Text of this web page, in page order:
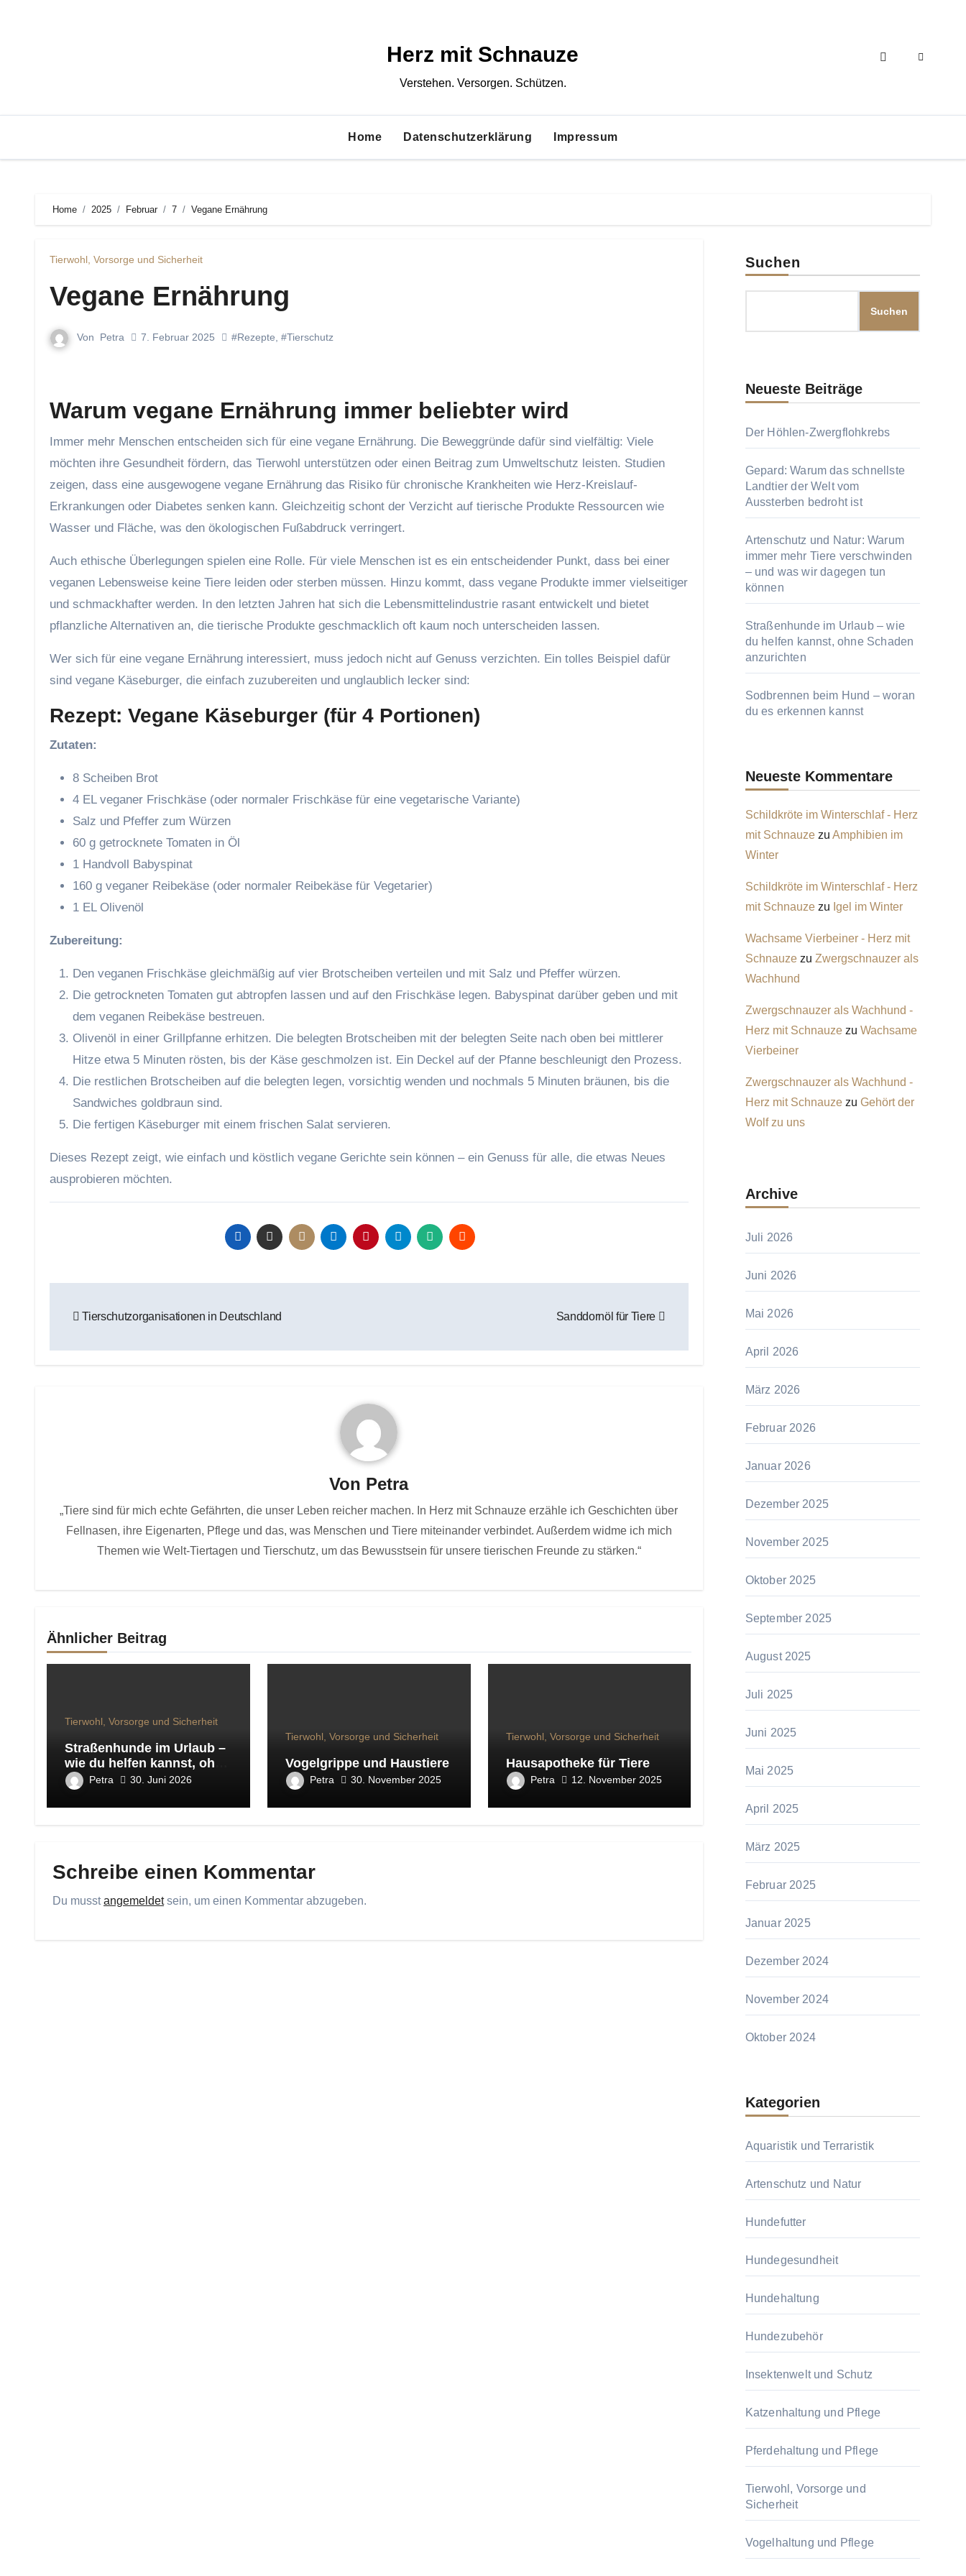
Herz mit Schnauze
Verstehen. Versorgen. Schützen.
Home Datenschutzerklärung Impressum
Home 2025 Februar 7 Vegane Ernährung
Tierwohl, Vorsorge und Sicherheit
Vegane Ernährung
Von Petra 7. Februar 2025 #Rezepte, #Tierschutz
Warum vegane Ernährung immer beliebter wird
Immer mehr Menschen entscheiden sich für eine vegane Ernährung. Die Beweggründe dafür sind vielfältig: Viele
möchten ihre Gesundheit fördern, das Tierwohl unterstützen oder einen Beitrag zum Umweltschutz leisten. Studien
zeigen, dass eine ausgewogene vegane Ernährung das Risiko für chronische Krankheiten wie Herz-Kreislauf-
Erkrankungen oder Diabetes senken kann. Gleichzeitig schont der Verzicht auf tierische Produkte Ressourcen wie
Wasser und Fläche, was den ökologischen Fußabdruck verringert.
Auch ethische Überlegungen spielen eine Rolle. Für viele Menschen ist es ein entscheidender Punkt, dass bei einer
veganen Lebensweise keine Tiere leiden oder sterben müssen. Hinzu kommt, dass vegane Produkte immer vielseitiger
und schmackhafter werden. In den letzten Jahren hat sich die Lebensmittelindustrie rasant entwickelt und bietet
pflanzliche Alternativen an, die tierische Produkte geschmacklich oft kaum noch unterscheiden lassen.
Wer sich für eine vegane Ernährung interessiert, muss jedoch nicht auf Genuss verzichten. Ein tolles Beispiel dafür
sind vegane Käseburger, die einfach zuzubereiten und unglaublich lecker sind:
Rezept: Vegane Käseburger (für 4 Portionen)
Zutaten:
8 Scheiben Brot
4 EL veganer Frischkäse (oder normaler Frischkäse für eine vegetarische Variante)
Salz und Pfeffer zum Würzen
60 g getrocknete Tomaten in Öl
1 Handvoll Babyspinat
160 g veganer Reibekäse (oder normaler Reibekäse für Vegetarier)
1 EL Olivenöl
Zubereitung:
Den veganen Frischkäse gleichmäßig auf vier Brotscheiben verteilen und mit Salz und Pfeffer würzen.
Die getrockneten Tomaten gut abtropfen lassen und auf den Frischkäse legen. Babyspinat darüber geben und mit
dem veganen Reibekäse bestreuen.
Olivenöl in einer Grillpfanne erhitzen. Die belegten Brotscheiben mit der belegten Seite nach oben bei mittlerer
Hitze etwa 5 Minuten rösten, bis der Käse geschmolzen ist. Ein Deckel auf der Pfanne beschleunigt den Prozess.
Die restlichen Brotscheiben auf die belegten legen, vorsichtig wenden und nochmals 5 Minuten bräunen, bis die
Sandwiches goldbraun sind.
Die fertigen Käseburger mit einem frischen Salat servieren.
Dieses Rezept zeigt, wie einfach und köstlich vegane Gerichte sein können – ein Genuss für alle, die etwas Neues
ausprobieren möchten.
Tierschutzorganisationen in Deutschland Sanddornöl für Tiere
Von Petra
„Tiere sind für mich echte Gefährten, die unser Leben reicher machen. In Herz mit Schnauze erzähle ich Geschichten über
Fellnasen, ihre Eigenarten, Pflege und das, was Menschen und Tiere miteinander verbindet. Außerdem widme ich mich
Themen wie Welt-Tiertagen und Tierschutz, um das Bewusstsein für unsere tierischen Freunde zu stärken.“
Ähnlicher Beitrag
Tierwohl, Vorsorge und Sicherheit
Straßenhunde im Urlaub –
wie du helfen kannst, ohne
Schaden anzurichten
Petra 30. Juni 2026
Tierwohl, Vorsorge und Sicherheit
Vogelgrippe und Haustiere
Petra 30. November 2025
Tierwohl, Vorsorge und Sicherheit
Hausapotheke für Tiere
Petra 12. November 2025
Schreibe einen Kommentar
Du musstangemeldetsein, um einen Kommentar abzugeben.
Suchen
Suchen
Neueste Beiträge
Der Höhlen-Zwergflohkrebs
Gepard: Warum das schnellste
Landtier der Welt vom
Aussterben bedroht ist
Artenschutz und Natur: Warum
immer mehr Tiere verschwinden
– und was wir dagegen tun
können
Straßenhunde im Urlaub – wie
du helfen kannst, ohne Schaden
anzurichten
Sodbrennen beim Hund – woran
du es erkennen kannst
Neueste Kommentare
Schildkröte im Winterschlaf - Herz
mit Schnauzezu Amphibien im
Winter
Schildkröte im Winterschlaf - Herz
mit Schnauzezu Igel im Winter
Wachsame Vierbeiner - Herz mit
Schnauzezu Zwergschnauzer als
Wachhund
Zwergschnauzer als Wachhund -
Herz mit Schnauzezu Wachsame
Vierbeiner
Zwergschnauzer als Wachhund -
Herz mit Schnauzezu Gehört der
Wolf zu uns
Archive
Juli 2026
Juni 2026
Mai 2026
April 2026
März 2026
Februar 2026
Januar 2026
Dezember 2025
November 2025
Oktober 2025
September 2025
August 2025
Juli 2025
Juni 2025
Mai 2025
April 2025
März 2025
Februar 2025
Januar 2025
Dezember 2024
November 2024
Oktober 2024
Kategorien
Aquaristik und Terraristik
Artenschutz und Natur
Hundefutter
Hundegesundheit
Hundehaltung
Hundezubehör
Insektenwelt und Schutz
Katzenhaltung und Pflege
Pferdehaltung und Pflege
Tierwohl, Vorsorge und
Sicherheit
Vogelhaltung und Pflege